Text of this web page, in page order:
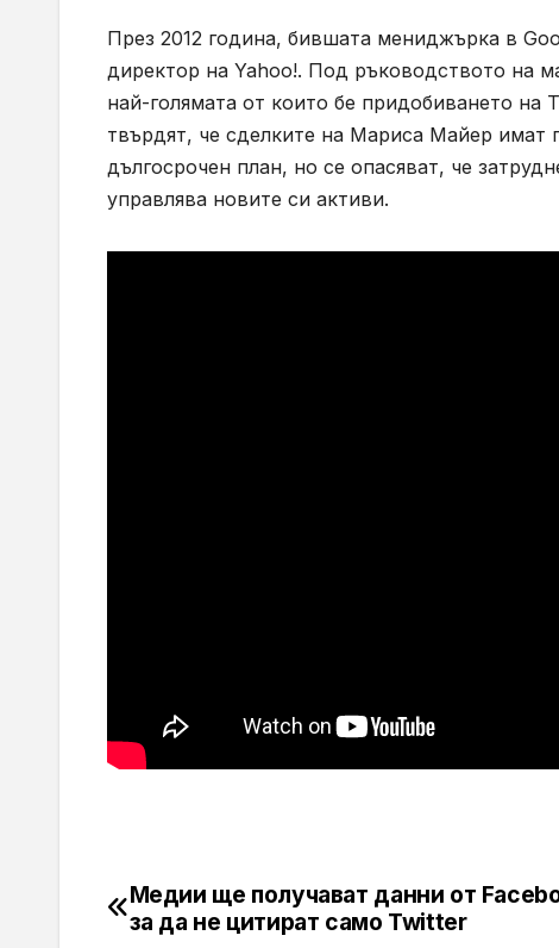
През 2012 година, бившата мениджърка в
директор на Yahoo!. Под ръководството на
най-голямата от които бе придобиването на
твърдят, че сделките на Мариса Майер имат
дългосрочен план, но се опасяват, че
управлява новите си активи.
Навигация
Медии ще получават данни от
за да не цитират само Twitter